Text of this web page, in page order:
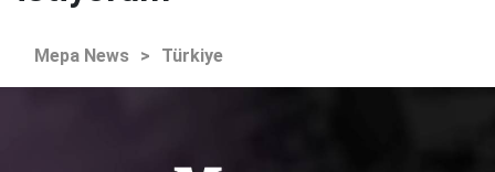
Mepa News > Türkiye